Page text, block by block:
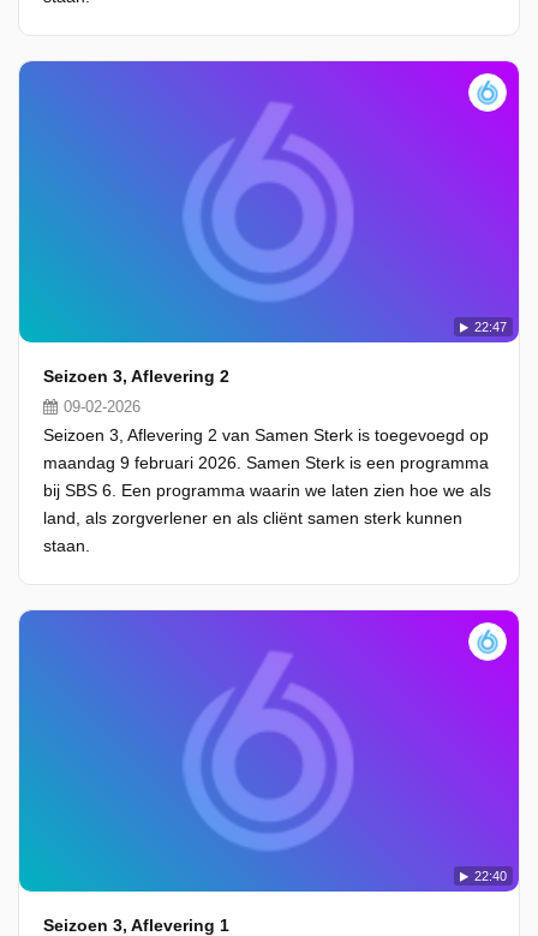
22:47
Seizoen 3, Aflevering 2
09-02-2026
Seizoen 3, Aflevering 2 van Samen Sterk is toegevoegd op
maandag 9 februari 2026. Samen Sterk is een programma
bij SBS 6. Een programma waarin we laten zien hoe we als
land, als zorgverlener en als cliënt samen sterk kunnen
staan.
22:40
Seizoen 3, Aflevering 1